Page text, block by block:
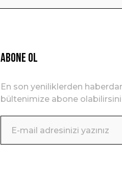
ABONE OL
En son yeniliklerden
bültenimize abone